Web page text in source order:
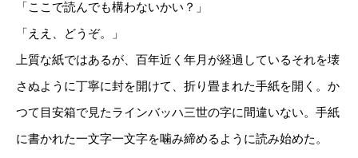
「ここで読んでも構わないかい？」
「ええ、どうぞ。」
上質な紙ではあるが、百年近く年月が経過しているそれを壊
さぬように丁寧に封を開けて、折り畳まれた手紙を開く。か
つて目安箱で見たラインバッハ三世の字に間違いない。手紙
に書かれた一文字一文字を噛み締めるように読み始めた。